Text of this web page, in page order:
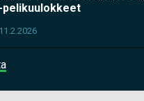
-pelikuulokkeet
11.2.2026